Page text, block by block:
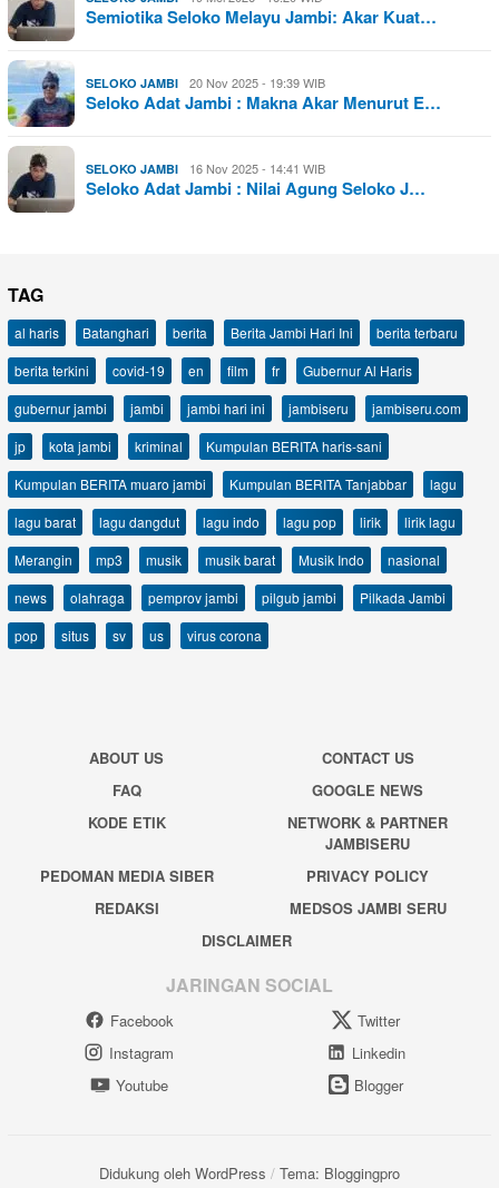
Semiotika Seloko Melayu Jambi: Akar Kuat…
SELOKO JAMBI 20 Nov 2025 - 19:39 WIB
Seloko Adat Jambi : Makna Akar Menurut E…
SELOKO JAMBI 16 Nov 2025 - 14:41 WIB
Seloko Adat Jambi : Nilai Agung Seloko J…
TAG
al haris Batanghari berita Berita Jambi Hari Ini
berita terbaru
berita terkini
covid-19 en film fr
Gubernur Al Haris
gubernur jambi
jambi jambi hari ini jambiseru
jambiseru.com
jp
kota jambi kriminal
Kumpulan BERITA haris-sani
Kumpulan BERITA muaro jambi
Kumpulan BERITA Tanjabbar
lagu
lagu barat
lagu dangdut lagu indo lagu pop lirik
lirik lagu
Merangin
mp3 musik musik barat Musik Indo
nasional
news
olahraga pemprov jambi pilgub jambi
Pilkada Jambi
pop
situs sv us virus corona
ABOUT US
CONTACT US
FAQ
GOOGLE NEWS
KODE ETIK
NETWORK & PARTNER
JAMBISERU
PEDOMAN MEDIA SIBER
PRIVACY POLICY
REDAKSI
MEDSOS JAMBI SERU
DISCLAIMER
JARINGAN SOCIAL
Facebook
Twitter
Instagram
Linkedin
Youtube
Blogger
Didukung oleh WordPress / Tema: Bloggingpro